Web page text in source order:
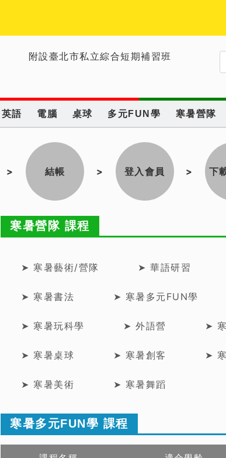
附設臺北市私立綜合短期補習班
英語 電腦 桌球 多元FUN學 寒暑營隊
> 結帳 > 登入會員 > 下
寒暑營隊 課程
➤ 寒暑藝術/營隊 ➤ 華語研習
➤ 寒暑書法 ➤ 寒暑多元FUN學
➤ 寒暑玩科學 ➤ 外語營 ➤
➤ 寒暑桌球 ➤ 寒暑創客 ➤
➤ 寒暑美術 ➤ 寒暑舞蹈
寒暑多元FUN學 課程